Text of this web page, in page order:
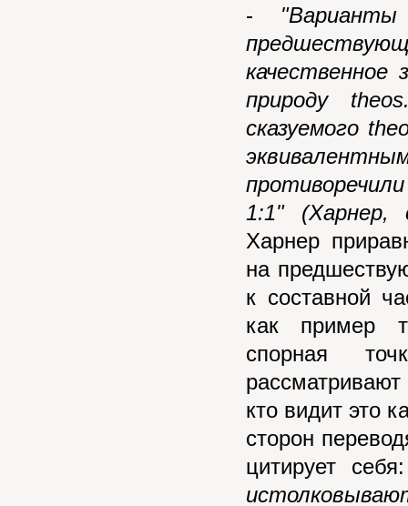
- "В
природу theos
сказуемого
1:1" (Харнер,
Харнер
на
к составной
как пример
спорная
рассматривают
кто видит это
сторон
цитирует